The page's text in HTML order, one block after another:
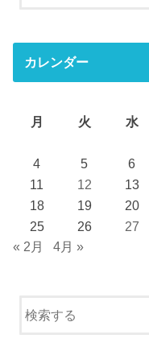
カレンダー
月
火 水
4
5 6
11
12 13
18
19 20
25
26 27
« 2月
4月 »